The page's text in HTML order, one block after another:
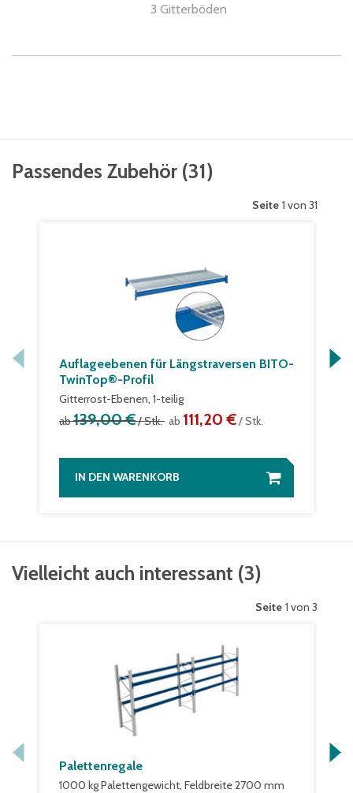
3 Gitterböden
Passendes Zubehör (31)
Seite 1 von 31
Auflageebenen für Längstraversen BITO-
TwinTop®-Profil
Gitterrost-Ebenen, 1-teilig
ab139,00 €/ Stk. ab 111,20 €/ Stk.
IN DEN WARENKORB
Vielleicht auch interessant (3)
Seite 1 von 3
Palettenregale
1000 kg Palettengewicht, Feldbreite 2700 mm